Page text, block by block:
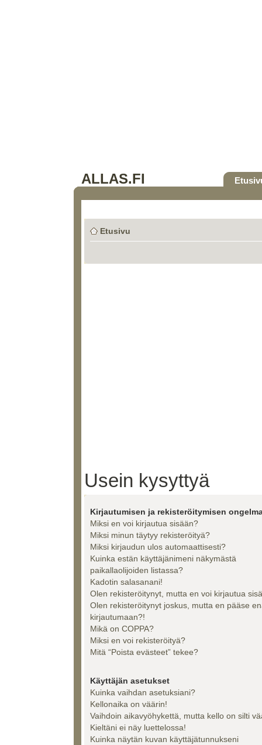
ALLAS.FI
Etusivu
Usein kysyttyä
Kirjautumisen ja rekisteröitymisen
Miksi en voi kirjautua sisään?
Miksi minun täytyy rekisteröityä?
Miksi kirjaudun ulos automaattisesti?
Kuinka estän käyttäjänimeni näkymästä
paikallaolijoiden listassa?
Kadotin salasanani!
Olen rekisteröitynyt, mutta en voi kirjautua
Olen rekisteröitynyt joskus, mutta en pääse
kirjautumaan?!
Mikä on COPPA?
Miksi en voi rekisteröityä?
Mitä “Poista evästeet” tekee?
Käyttäjän asetukset
Kuinka vaihdan asetuksiani?
Kellonaika on väärin!
Vaihdoin aikavyöhykettä, mutta kello on silti
Kieltäni ei näy luettelossa!
Kuinka näytän kuvan käyttäjätunnukseni